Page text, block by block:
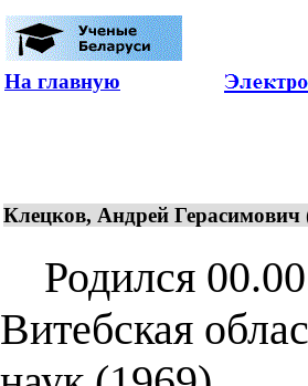
На главную
Клецков, Андрей
Родился
Витебская